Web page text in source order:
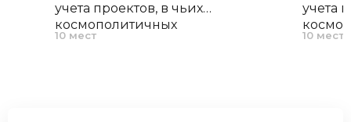
учета проектов, в чьих
космополитичных
меню найдется пару
10 мест
учета
меню
10 мест